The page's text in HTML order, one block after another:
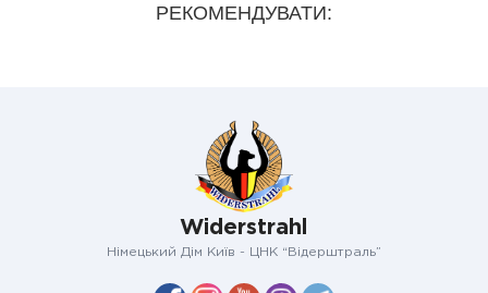
РЕКОМЕНДУВАТИ:
Widerstrahl
Німецький Дім Київ - ЦНК “Відерштраль”